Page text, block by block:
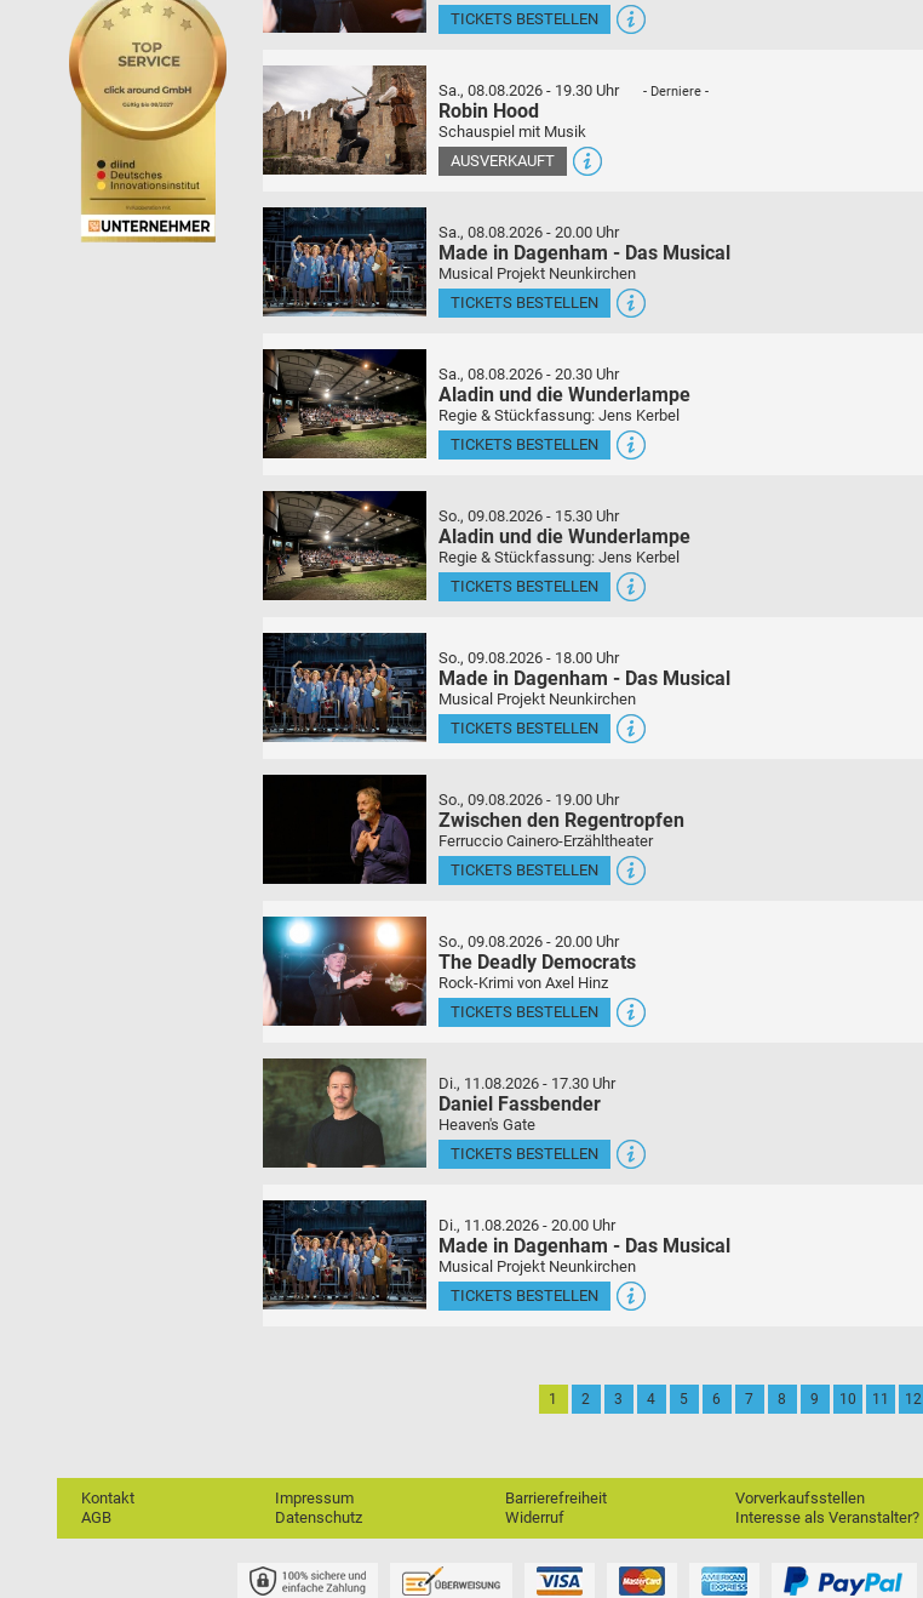
TICKETS BESTELLEN
Sa., 08.08.2026 - 19.30 Uhr - Derniere -
Robin Hood
Schauspiel mit Musik
AUSVERKAUFT
Sa., 08.08.2026 - 20.00 Uhr
Made in Dagenham - Das Musical
Musical Projekt Neunkirchen
TICKETS BESTELLEN
Sa., 08.08.2026 - 20.30 Uhr
Aladin und die Wunderlampe
Regie & Stückfassung: Jens Kerbel
TICKETS BESTELLEN
So., 09.08.2026 - 15.30 Uhr
Aladin und die Wunderlampe
Regie & Stückfassung: Jens Kerbel
TICKETS BESTELLEN
So., 09.08.2026 - 18.00 Uhr
Made in Dagenham - Das Musical
Musical Projekt Neunkirchen
TICKETS BESTELLEN
So., 09.08.2026 - 19.00 Uhr
Zwischen den Regentropfen
Ferruccio Cainero-Erzähltheater
TICKETS BESTELLEN
So., 09.08.2026 - 20.00 Uhr
The Deadly Democrats
Rock-Krimi von Axel Hinz
TICKETS BESTELLEN
Di., 11.08.2026 - 17.30 Uhr
Daniel Fassbender
Heaven's Gate
TICKETS BESTELLEN
Di., 11.08.2026 - 20.00 Uhr
Made in Dagenham - Das Musical
Musical Projekt Neunkirchen
TICKETS BESTELLEN
1 2 3 4 5 6 7 8 9 10 11 12
Kontakt
AGB
Impressum
Datenschutz
Barrierefreiheit
Widerruf
Vorverkaufsstellen
Interesse als Veranstalter?